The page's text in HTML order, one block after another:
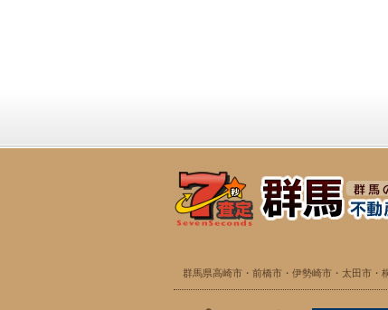
群馬県高崎市・前橋市・伊勢崎市・太田市・